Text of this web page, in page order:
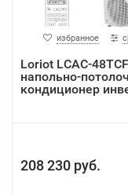
избранное
Loriot LCAC-
напольно-
кондиционер
208 230 руб.